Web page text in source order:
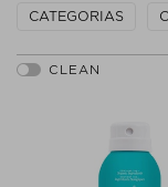
CATEGORIAS